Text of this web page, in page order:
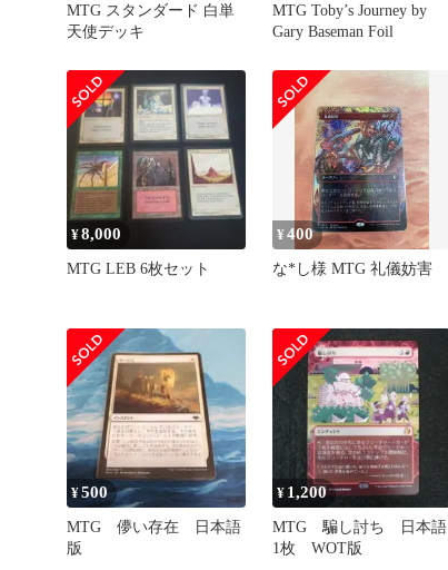
MTG スタンダード 白単
天使デッキ
MTG Toby’s Journey by
Gary Baseman Foil
¥8,000
MTG LEB 6枚セット
¥400
な*し様 MTG 礼儀妨害
¥500
MTG 儚い存在 日本語
版
¥ 1,200
MTG 騙し討ち 日本語
1枚 WOT版